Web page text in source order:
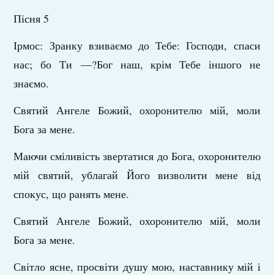
Пісня 5
Ірмос: Зранку взиваємо до Тебе: Господи, спаси
нас; бо Ти —?Бог наш, крім Тебе іншого не
знаємо.
Святий Ангеле Божий, охоронителю мій, моли
Бога за мене.
Маючи сміливість звертатися до Бога, охоронителю
мій святий, ублагай Його визволити мене від
спокус, що ранять мене.
Святий Ангеле Божий, охоронителю мій, моли
Бога за мене.
Світло ясне, просвіти душу мою, наставнику мій і